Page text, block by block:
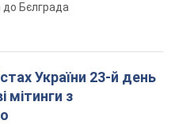
до Бєлграда
України 23-й день
мітинги з